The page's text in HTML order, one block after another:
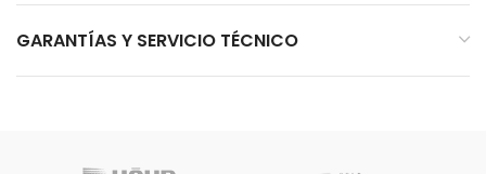
GARANTÍAS Y SERVICIO TÉCNICO